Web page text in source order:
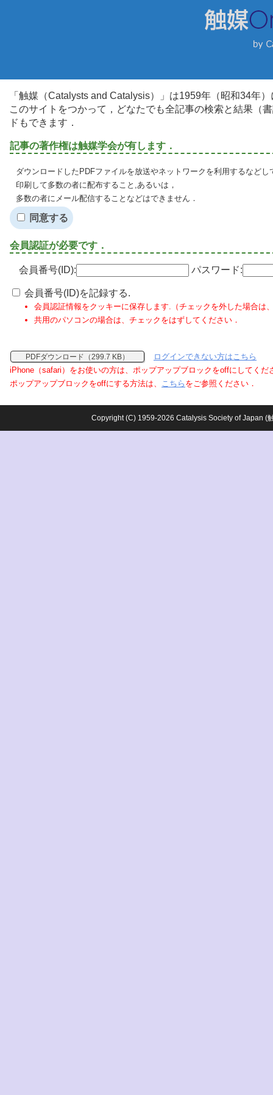
「触媒（Catalysts and Catalysis）」は1959年（昭和34年
このサイトをつかって，どなたでも全記事の検索と結果（
ドもできます．
記事の著作権は触媒学会が有します．
ダウンロードしたPDFファイルを放送やネットワークを利用するなど
印刷して多数の者に配布すること,あるいは，
多数の者にメール配信することなどはできません．
同意する
会員認証が必要です．
会員番号(ID): パスワード:
会員番号(ID)を記録する.
会員認証情報をクッキーに保存します.（チェックを外した場合は
共用のパソコンの場合は、チェックをはずしてください．
PDFダウンロード（299.7 KB）
ログインできない方はこちら
iPhone（safari）をお使いの方は、ポップアップブロックをoffにしてくだ
ポップアップブロックをoffにする方法は、 こちら をご参照ください．
Copyright (C) 1959-2026 Catalysis Society of Japan (